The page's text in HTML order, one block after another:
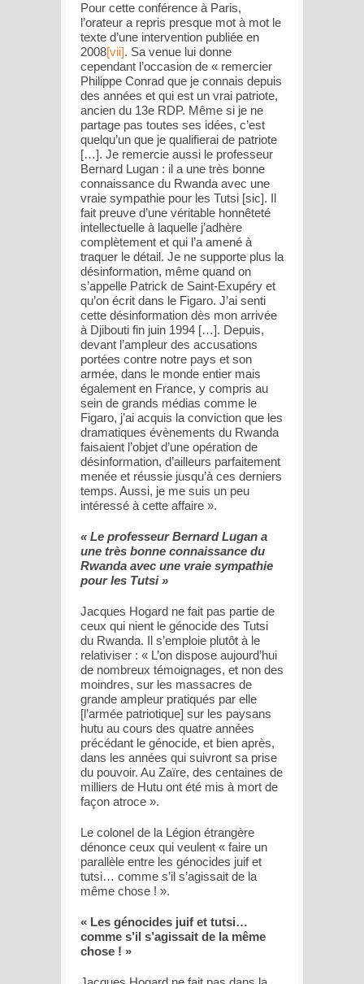
Pour cette conférence à Paris,
l’orateur a repris presque mot à mot le
texte d’une intervention publiée en
2008[vii]. Sa venue lui donne
cependant l’occasion de « remercier
Philippe Conrad que je connais depuis
des années et qui est un vrai patriote,
ancien du 13e RDP. Même si je ne
partage pas toutes ses idées, c’est
quelqu’un que je qualifierai de patriote
[…]. Je remercie aussi le professeur
Bernard Lugan : il a une très bonne
connaissance du Rwanda avec une
vraie sympathie pour les Tutsi [sic]. Il
fait preuve d’une véritable honnêteté
intellectuelle à laquelle j’adhère
complètement et qui l’a amené à
traquer le détail. Je ne supporte plus la
désinformation, même quand on
s’appelle Patrick de Saint-Exupéry et
qu’on écrit dans le Figaro. J’ai senti
cette désinformation dès mon arrivée
à Djibouti fin juin 1994 […]. Depuis,
devant l’ampleur des accusations
portées contre notre pays et son
armée, dans le monde entier mais
également en France, y compris au
sein de grands médias comme le
Figaro, j’ai acquis la conviction que les
dramatiques évènements du Rwanda
faisaient l’objet d’une opération de
désinformation, d’ailleurs parfaitement
menée et réussie jusqu’à ces derniers
temps. Aussi, je me suis un peu
intéressé à cette affaire ».
« Le professeur Bernard Lugan a
une très bonne connaissance du
Rwanda avec une vraie sympathie
pour les Tutsi »
Jacques Hogard ne fait pas partie de
ceux qui nient le génocide des Tutsi
du Rwanda. Il s’emploie plutôt à le
relativiser : « L’on dispose aujourd’hui
de nombreux témoignages, et non des
moindres, sur les massacres de
grande ampleur pratiqués par elle
[l’armée patriotique] sur les paysans
hutu au cours des quatre années
précédant le génocide, et bien après,
dans les années qui suivront sa prise
du pouvoir. Au Zaïre, des centaines de
milliers de Hutu ont été mis à mort de
façon atroce ».
Le colonel de la Légion étrangère
dénonce ceux qui veulent « faire un
parallèle entre les génocides juif et
tutsi… comme s’il s’agissait de la
même chose ! ».
« Les génocides juif et tutsi…
comme s’il s’agissait de la même
chose ! »